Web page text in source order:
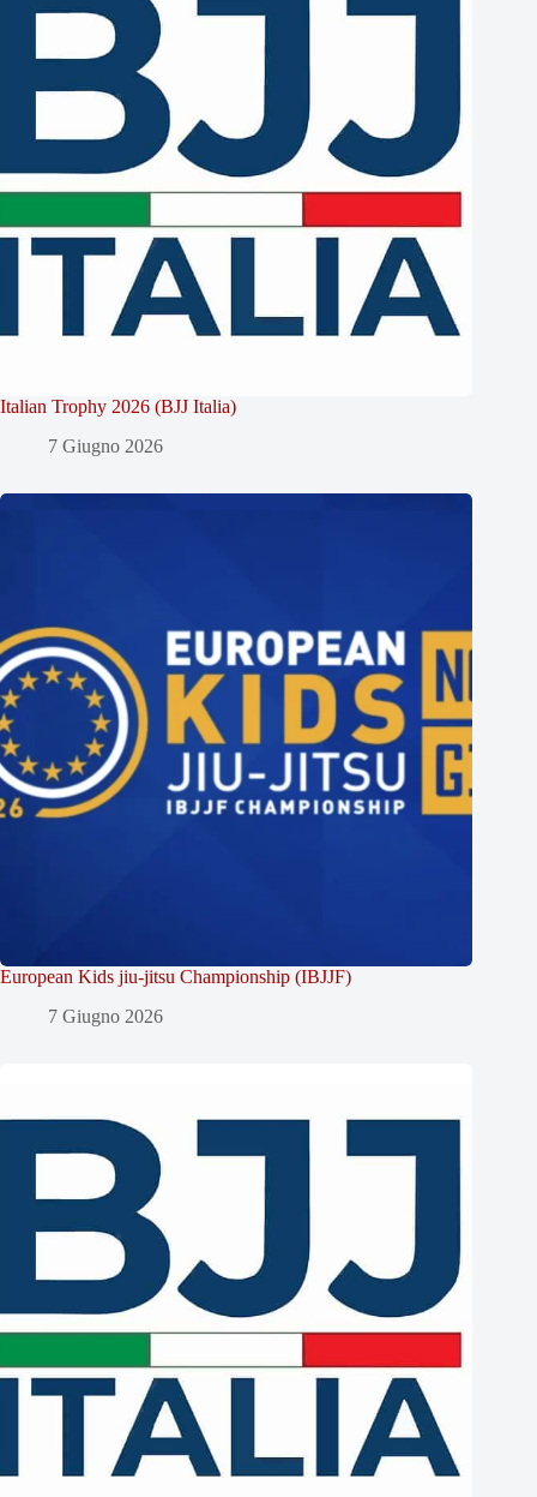
Italian Trophy 2026 (BJJ Italia)
7 Giugno 2026
European Kids jiu-jitsu Championship (IBJJF)
7 Giugno 2026